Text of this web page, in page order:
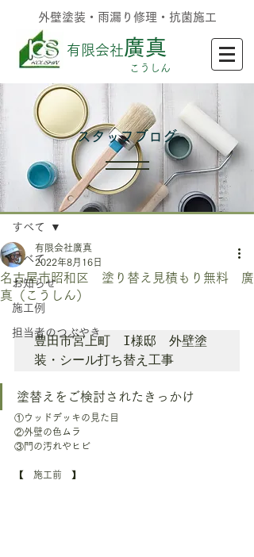
外壁塗装・雨漏り修理・抗菌施工
有限会社廣真
​こうしん
記事
すべて
お知らせ
施工例
担当者のつぶやき
すべて
名古屋市昭和区 塗り替え見積もり無料 廣
真（こうしん）
有限会社廣真
2022年8月16日
豊田市宮上町　I様邸　外壁塗
装・シール打ち替え工事
塗替えをご検討されたきっかけ
①ウッドデッキの見た目
②外壁の色ムラ
③門の汚れやヒビ
【　施工前　】
​スタッフブログ